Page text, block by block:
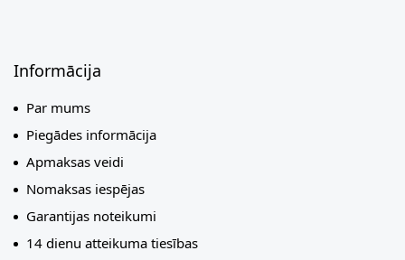
Informācija
Par mums
Piegādes informācija
Apmaksas veidi
Nomaksas iespējas
Garantijas noteikumi
14 dienu atteikuma tiesības